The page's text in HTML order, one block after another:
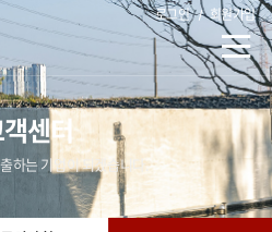
로그인 회원가입
센터
하는 기업이 되겠습니다.